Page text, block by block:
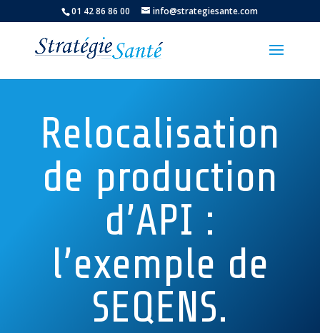
01 42 86 86 00 info@strategiesante.com
Relocalisation
de production
d’API :
l’exemple de
SEQENS.